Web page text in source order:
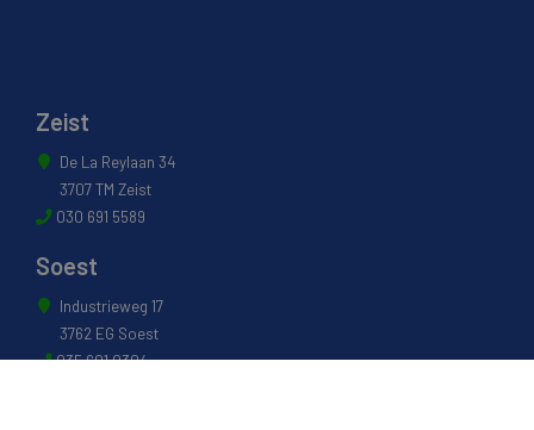
Zeist
De La Reylaan 34
3707 TM Zeist
030 691 5589
Soest
Industrieweg 17
3762 EG Soest
035 601 0304